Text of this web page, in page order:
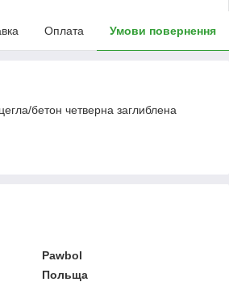
Оплата Умови повернення
бетон четверна заглиблена
Pawbol
Польща